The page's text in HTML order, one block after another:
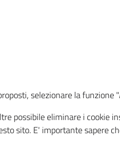
selezionare la
possibile eliminare i cookie
sito. E' importante sapere